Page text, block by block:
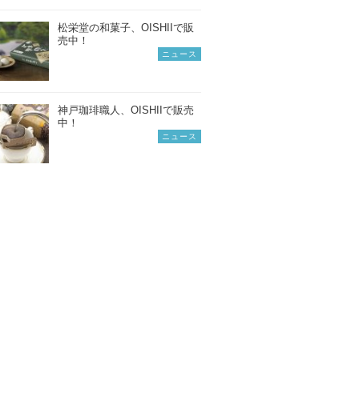
松栄堂の和菓子、OISHIIで販
売中！
ニュース
神戸珈琲職人、OISHIIで販売
中！
ニュース